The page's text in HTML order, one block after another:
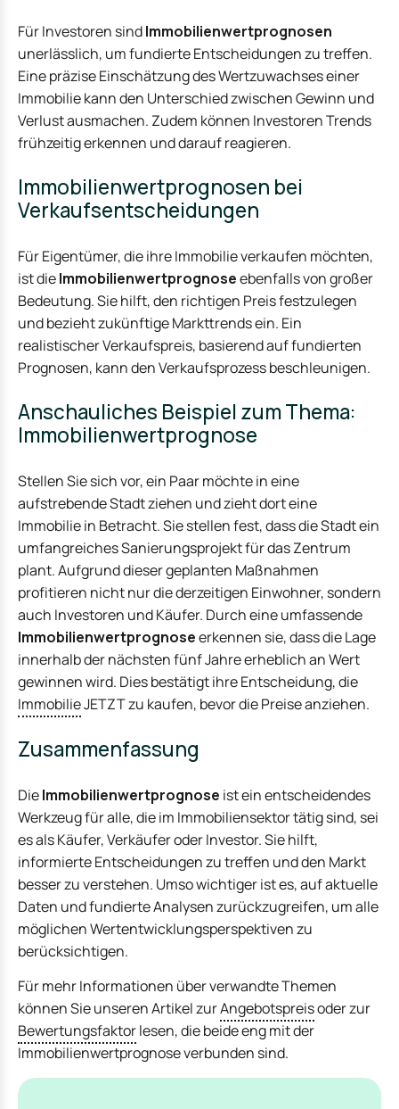
Für Investoren sindImmobilienwertprognosen
unerlässlich, um fundierte Entscheidungen zu treffen.
Eine präzise Einschätzung des Wertzuwachses einer
Immobilie kann den Unterschied zwischen Gewinn und
Verlust ausmachen. Zudem können Investoren Trends
frühzeitig erkennen und darauf reagieren.
Immobilienwertprognosen bei
Verkaufsentscheidungen
Für Eigentümer, die ihre Immobilie verkaufen möchten,
ist dieImmobilienwertprognoseebenfalls von großer
Bedeutung. Sie hilft, den richtigen Preis festzulegen
und bezieht zukünftige Markttrends ein. Ein
realistischer Verkaufspreis, basierend auf fundierten
Prognosen, kann den Verkaufsprozess beschleunigen.
Anschauliches Beispiel zum Thema:
Immobilienwertprognose
Stellen Sie sich vor, ein Paar möchte in eine
aufstrebende Stadt ziehen und zieht dort eine
Immobilie in Betracht. Sie stellen fest, dass die Stadt ein
umfangreiches Sanierungsprojekt für das Zentrum
plant. Aufgrund dieser geplanten Maßnahmen
profitieren nicht nur die derzeitigen Einwohner, sondern
auch Investoren und Käufer. Durch eine umfassende
Immobilienwertprognoseerkennen sie, dass die Lage
innerhalb der nächsten fünf Jahre erheblich an Wert
gewinnen wird. Dies bestätigt ihre Entscheidung, die
ImmobilieJETZT zu kaufen, bevor die Preise anziehen.
Zusammenfassung
DieImmobilienwertprognose ist ein entscheidendes
Werkzeug für alle, die im Immobiliensektor tätig sind, sei
es als Käufer, Verkäufer oder Investor. Sie hilft,
informierte Entscheidungen zu treffen und den Markt
besser zu verstehen. Umso wichtiger ist es, auf aktuelle
Daten und fundierte Analysen zurückzugreifen, um alle
möglichen Wertentwicklungsperspektiven zu
berücksichtigen.
Für mehr Informationen über verwandte Themen
können Sie unseren Artikel zurAngebotspreisoder zur
Bewertungsfaktorlesen, die beide eng mit der
Immobilienwertprognose verbunden sind.